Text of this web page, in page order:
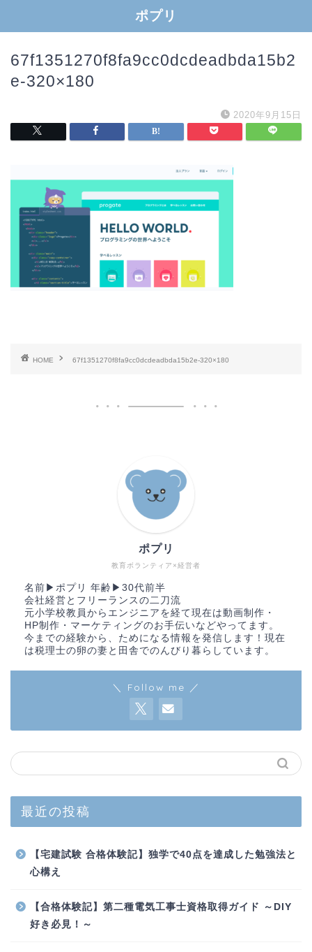
ポプリ
67f1351270f8fa9cc0dcdeadbda15b2
e-320×180
2020年9月15日
HOME 67f1351270f8fa9cc0dcdeadbda15b2e-320×180
教育ボランティア×経営者
ポプリ
名前▶︎ポプリ 年齢▶︎30代前半
会社経営とフリーランスの二刀流
元小学校教員からエンジニアを経て現在は動画制作・
HP制作・マーケティングのお手伝いなどやってます。
今までの経験から、ためになる情報を発信します！現在
は税理士の卵の妻と田舎でのんびり暮らしています。
＼ Follow me ／
最近の投稿
【宅建試験 合格体験記】独学で40点を達成した勉強法と
心構え
【合格体験記】第二種電気工事士資格取得ガイド ～DIY
好き必見！～